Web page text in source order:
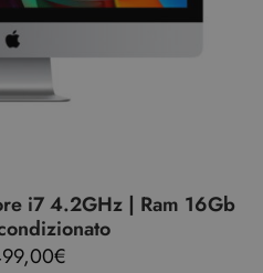
i7 4.2GHz | Ram 16Gb
€